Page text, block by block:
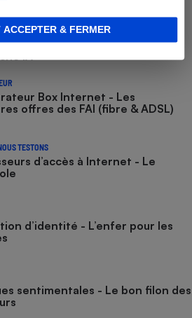
ACCEPTER & FERMER
empêcher Doctolib d’utiliser
pour son projet de
IA
Box Internet - Les
offres des FAI (fibre & ADSL)
TESTONS
d’accès à Internet - Le
d’identité - L’enfer pour les
sentimentales - Le bon filon des